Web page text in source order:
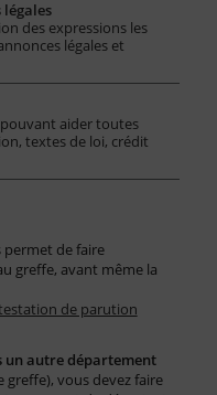
légales
des expressions les
légales et
aider toutes
textes de loi, crédit
permet de faire
greffe, avant même la
de parution
un autre département
vous devez faire